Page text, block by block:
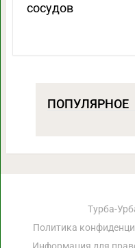
сосудов
ПОПУЛЯРНОЕ
Турба-
Политика